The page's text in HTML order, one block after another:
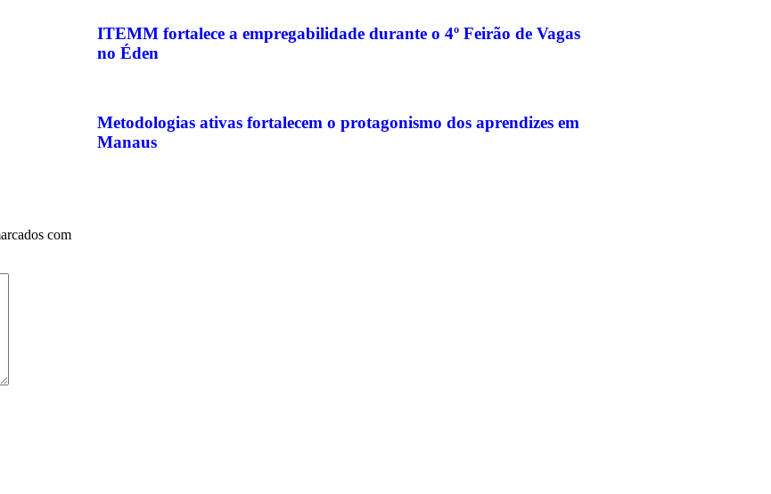
com
ITEMM fortalece a empregabilidade durante o 4º Feirão de Vagas
no Éden
Metodologias ativas fortalecem o protagonismo dos aprendizes em
Manaus